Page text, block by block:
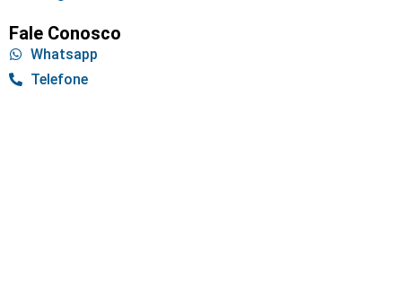
Fale Conosco
Whatsapp
Telefone